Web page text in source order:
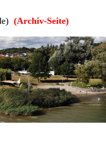
(Archiv-Seite)